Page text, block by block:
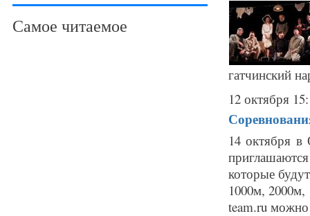
Самое читаемое
гатчинский
12 октября
14 октября
которые
1000м,
team.ru можно